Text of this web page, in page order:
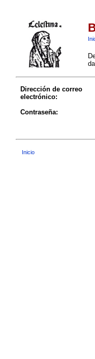
Dirección de correo
electrónico:
Contraseña:
Inicio